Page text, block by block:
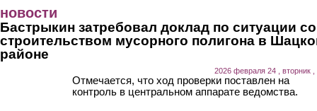
новости
Бастрыкин затребовал доклад по ситуации со
строительством мусорного полигона в
районе
2026 февраля 24 , вторник ,
Отмечается, что ход проверки поставлен на
контроль в центральном аппарате ведомства.